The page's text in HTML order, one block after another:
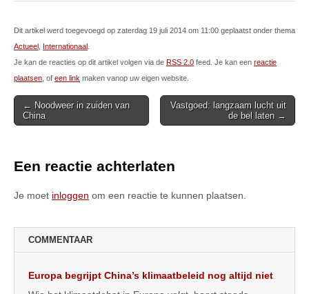
Dit artikel werd toegevoegd op zaterdag 19 juli 2014 om 11:00 geplaatst onder thema
Actueel Internationaal
Je kan de reacties op dit artikel volgen via de RSS 2.0 feed. Je kan een reactie
plaatsen , of een link maken vanop uw eigen website.
Post
navigation
← Noodweer in zuiden van
China
Vastgoed: langzaam lucht uit
de bel laten →
Een reactie achterlaten
Je moet inloggen om een reactie te kunnen plaatsen.
COMMENTAAR
Europa begrijpt China’s klimaatbeleid nog altijd niet